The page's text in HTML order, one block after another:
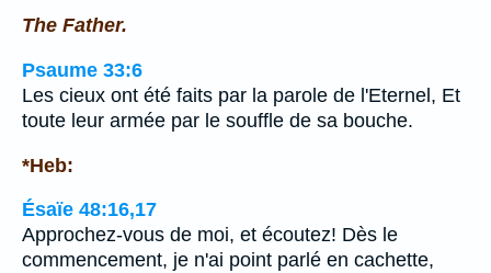
The Father.
Psaume 33:6
Les cieux ont été faits par la parole de l'Eternel, Et
toute leur armée par le souffle de sa bouche.
*Heb:
Ésaïe 48:16,17
Approchez-vous de moi, et écoutez! Dès le
commencement, je n'ai point parlé en cachette,